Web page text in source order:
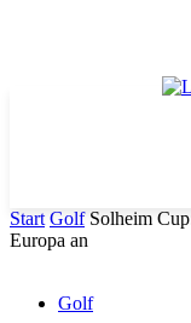
Start Golf Solheim
Europa an
Golf